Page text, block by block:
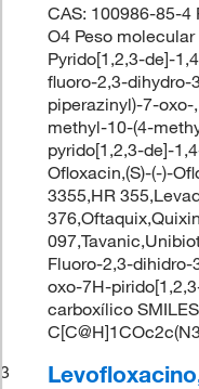
CAS: 100986-85-4
O4 Peso
Pyrido[1,2,3-de]-
fluoro-2,3-
piperazinyl)-7-oxo-
methyl-10-(4-
pyrido[1,2,3-de]-
Ofloxacin,(S)-(-)-
3355,HR
Fluoro-2,3-
oxo-7H-
carboxílico
3